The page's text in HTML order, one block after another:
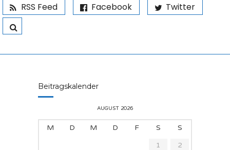
RSS Feed Facebook Twitter
Beitragskalender
AUGUST 2026
M D M D F S
S
1
2